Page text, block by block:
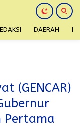
DAERAH
(GENCAR)
Pertama